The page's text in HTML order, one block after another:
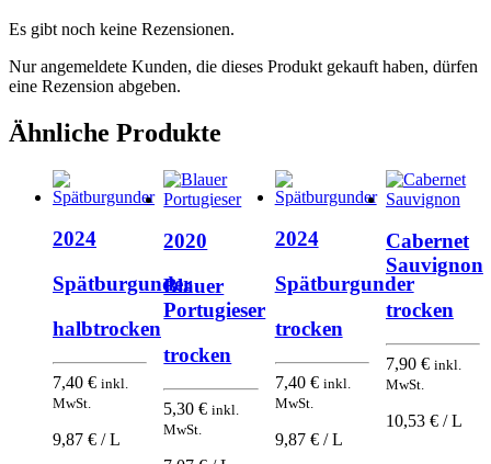
Es gibt noch keine Rezensionen.
Nur angemeldete Kunden, die dieses Produkt gekauft haben, dürfen
eine Rezension abgeben.
Ähnliche Produkte
2024
Spätburgunder
halbtrocken
7,40 € inkl.
MwSt.
9,87 € / L
2020
Blauer
Portugieser
trocken
5,30€ inkl.
MwSt.
2024
Spätburgunder
trocken
7,40 € inkl.
MwSt.
9,87 € / L
Cabernet
Sauvignon
trocken
7,90 € inkl.
MwSt.
10,53 € / L